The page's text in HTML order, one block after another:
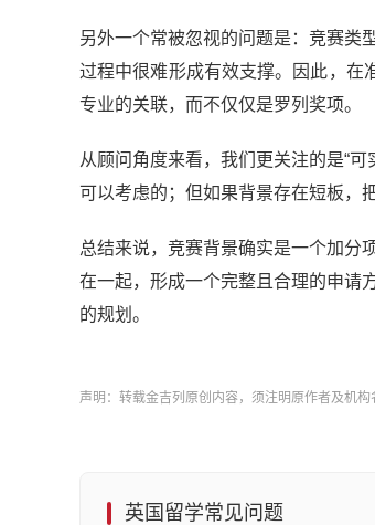
另外一个常被忽视的问题是：竞赛类
过程中很难形成有效支撑。因此，在
专业的关联，而不仅仅是罗列奖项。
从顾问角度来看，我们更关注的是“
可以考虑的；但如果背景存在短板，
总结来说，竞赛背景确实是一个加分
在一起，形成一个完整且合理的申请
的规划。
声明：转载金吉列原创内容，须注明原作者及机构
英国留学常见问题